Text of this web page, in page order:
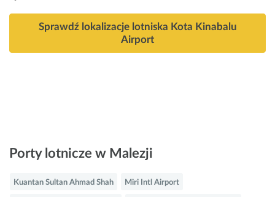
Sprawdź lokalizacje lotniska Kota Kinabalu
Airport
Porty lotnicze w Malezji
Kuantan Sultan Ahmad Shah Miri Intl Airport